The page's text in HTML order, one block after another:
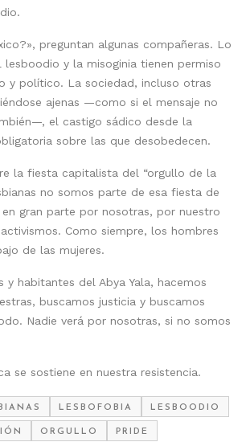
preguntan algunas compañeras. Lo
lesboodio y la misoginia tienen permiso
y político. La sociedad, incluso otras
ajenas —como si el mensaje no
el castigo sádico desde la
sobre las que desobedecen.
la fiesta capitalista del “orgullo de la
no somos parte de esa fiesta de
gran parte por nosotras, por nuestro
Como siempre, los hombres
de las mujeres.
y habitantes del Abya Yala, hacemos
buscamos justicia y buscamos
Nadie verá por nosotras, si no somos
se sostiene en nuestra resistencia.
LESBOFOBIA LESBOODIO
ORGULLO PRIDE